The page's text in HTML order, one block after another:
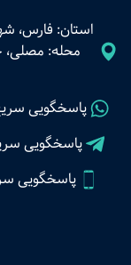
استان: فارس،
پاسخگویی
پاسخگویی
پاسخگویی سریع